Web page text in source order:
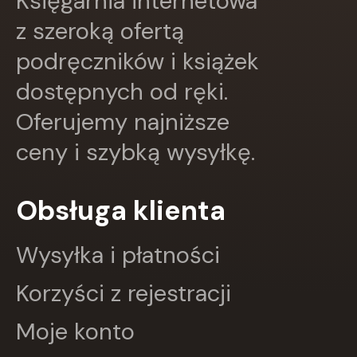
GRUPA IMAGE
HARMONIA
Harperkids
Jaguar
Kangur
KLUSZCZYŃSKI
KOS
KROPKA
KSIĄŻNICA
Księży Młyn
LANGENSCHEIDT
LEKTORKLETT
z szeroką ofertą
podręczników i książek
dostępnych od ręki.
Oferujemy najniższe
ceny i szybką wysyłkę.
Obsługa klienta
Wysyłka i płatności
Korzyści z rejestracji
Moje konto